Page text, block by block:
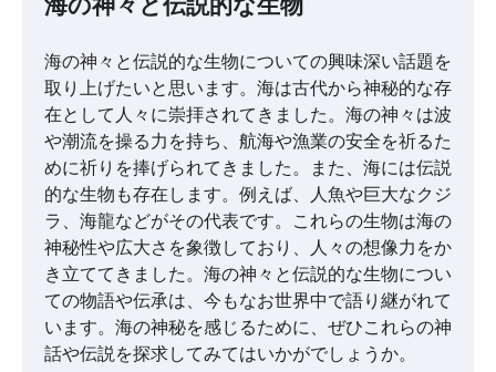
海の神々と伝説的な生物についての興味深い話題を
取り上げたいと思います。海は古代から神秘的な存
在として人々に崇拝されてきました。海の神々は波
や潮流を操る力を持ち、航海や漁業の安全を祈るた
めに祈りを捧げられてきました。また、海には伝説
的な生物も存在します。例えば、人魚や巨大なクジ
ラ、海龍などがその代表です。これらの生物は海の
神秘性や広大さを象徴しており、人々の想像力をか
き立ててきました。海の神々と伝説的な生物につい
ての物語や伝承は、今もなお世界中で語り継がれて
います。海の神秘を感じるために、ぜひこれらの神
話や伝説を探求してみてはいかがでしょうか。